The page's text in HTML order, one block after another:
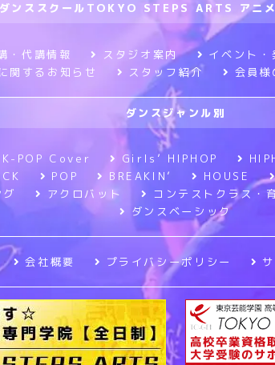
ダンススクールTOKYO STEPS ARTS アニ
・代講情報 スタジオ案内
イベント・
関するお知らせ
スタッフ紹介 会員様
ダンスジャンル別
K-POP Cover Girls’ HIPHOP
POP BREAKIN’
HOUSE
アクロバット
コンテストクラス・
ダンスベーシック
会社概要 プライバシーポリシー